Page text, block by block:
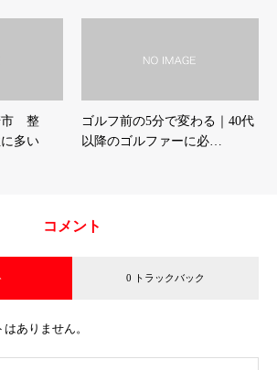
市 整
多い
ゴルフ前の5分で変わる｜40代
以降のゴルファーに必…
コメント
0 トラックバック
ありません。